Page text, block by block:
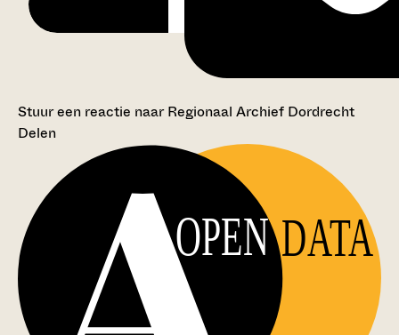
Stuur een reactie naar Regionaal Archief Dordrecht
Delen
OPEN DATA